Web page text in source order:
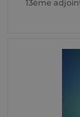
13ème